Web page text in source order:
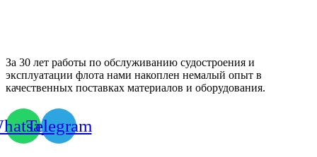
За 30 лет работы по обслуживанию судостроения и
эксплуатации флота нами накоплен немалый опыт в
качественных поставках материалов и оборудования.
Telegram